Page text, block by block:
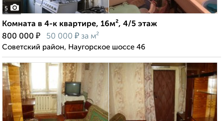
5
Комната в 4-к квартире, 16м², 4/5 этаж
800 000 ₽ 50 000 ₽ за м²
Советский район, Наугорское шоссе 46